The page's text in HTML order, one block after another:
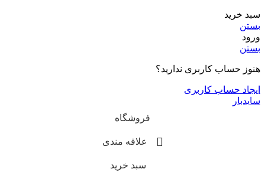
سبد خرید
بستن
ورود
بستن
هنوز حساب کاربری ندارید؟
ایجاد حساب کاربری
سایدبار
فروشگاه
علاقه مندی
سبد خرید